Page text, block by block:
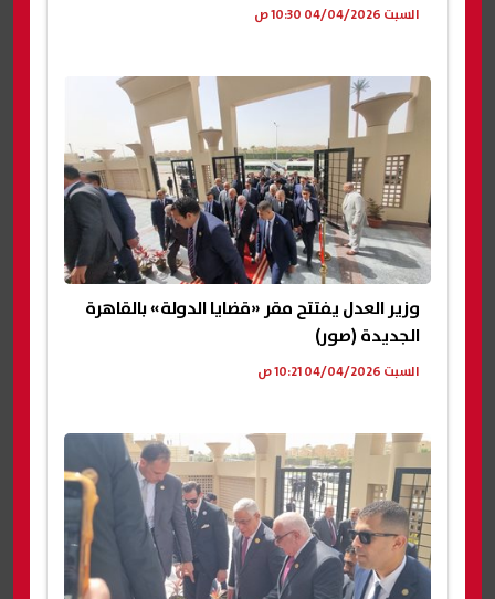
السبت 04/04/2026 10:30 ص
وزير العدل يفتتح مقر «قضايا الدولة» بالقاهرة
الجديدة (صور)
السبت 04/04/2026 10:21 ص